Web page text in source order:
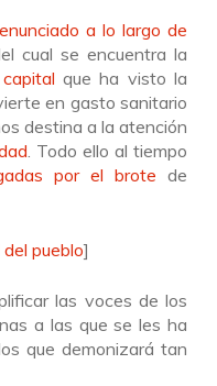
a lo largo de
cual se encuentra la
que ha visto la
en gasto sanitario
destina a la atención
. Todo ello al tiempo
por el brote de
pueblo]
las voces de los
a las que se les ha
que demonizará tan